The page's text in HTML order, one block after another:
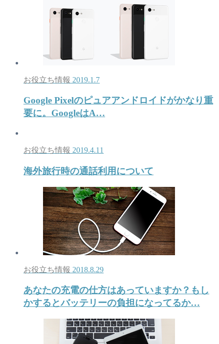
お役立ち情報 2019.1.7
Google Pixelのピュアアンドロイドがかなり重
要に。GoogleはA…
お役立ち情報 2019.4.11
海外旅行時の通話利用について
お役立ち情報 2018.8.29
あなたの充電の仕方はあっていますか？もし
かするとバッテリーの負担になってるか…